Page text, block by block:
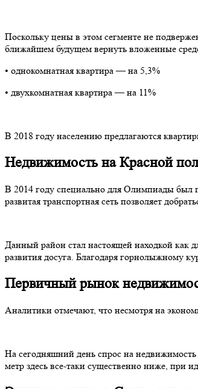
Поскольку цены в этом сегменте не
ближайшем будущем вернуть вложенные
• однокомнатная квартира — на 5,3%
• двухкомнатная квартира — на 11%
В 2018 году населению предлагаются
Недвижимость на Красной
В 2014 году специально для Олимпиады был
развитая транспортная сеть позволяет
Данный район стал настоящей находкой как
развития досуга. Благодаря горнолыжному
Первичный рынок
Аналитики отмечают, что несмотря на
На сегодняшний день спрос на
метр здесь все-таки существенно ниже, при